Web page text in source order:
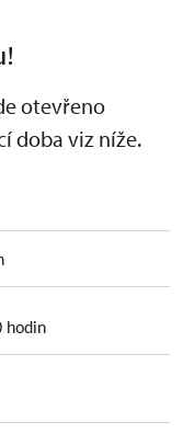
otevřeno
doba viz níže.
hodin